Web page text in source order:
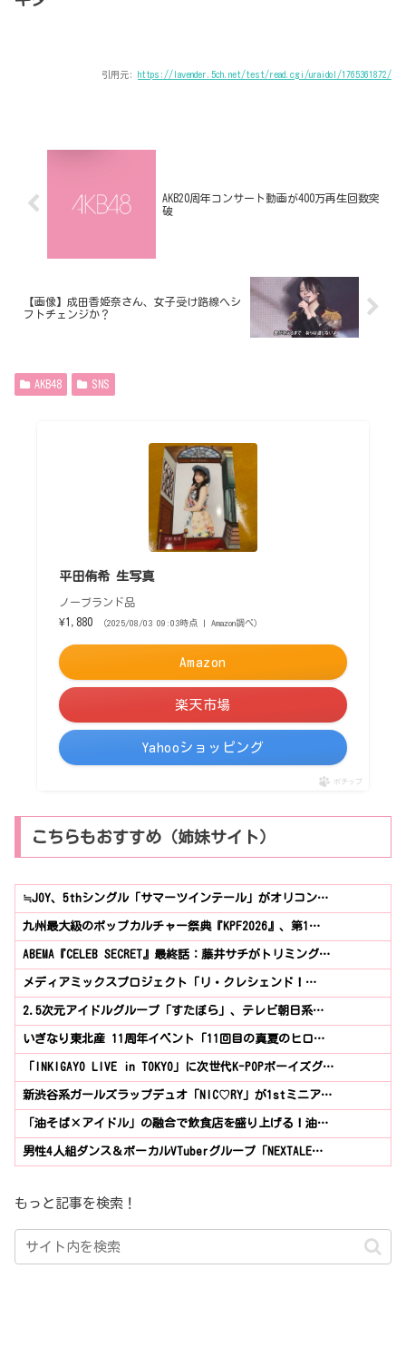
引用元: https://lavender.5ch.net/test/read.cgi/uraidol/1765361872/
AKB20周年コンサート動画が400万再生回数突
破
【画像】成田香姫奈さん、女子受け路線へシ
フトチェンジか？
AKB48 SNS
平田侑希 生写真
ノーブランド品
¥1,880
（2025/08/03 09:03時点 | Amazon調べ）
Amazon
楽天市場
Yahooショッピング
ポチップ
こちらもおすすめ（姉妹サイト）
≒JOY、5thシングル「サマーツインテール」がオリコン…
九州最大級のポップカルチャー祭典『KPF2026』、第1…
ABEMA『CELEB SECRET』最終話：藤井サチがトリミング…
メディアミックスプロジェクト「リ・クレシェンド！…
2.5次元アイドルグループ「すたぽら」、テレビ朝日系…
いぎなり東北産 11周年イベント「11回目の真夏のヒロ…
「INKIGAYO LIVE in TOKYO」に次世代K-POPボーイズグ…
新渋谷系ガールズラップデュオ「NIC♡RY」が1stミニア…
「油そば×アイドル」の融合で飲食店を盛り上げる！油…
男性4人組ダンス＆ボーカルVTuberグループ「NEXTALE…
もっと記事を検索！